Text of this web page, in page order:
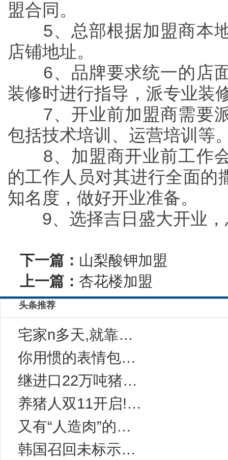
盟合同。
5、总部根据加盟商本地
店铺地址。
6、品牌要求统一的店面
装修时进行指导，派专业装
7、开业前加盟商需要派
包括技术培训、运营培训等
8、加盟商开业前工作会
的工作人员对其进行全面的
知名度，做好开业准备。
9、选择吉日盛大开业，
下一篇： 山梨酸钾加盟
上一篇： 杏花楼加盟
头条推荐
宅家n多天,就靠这一碗“感冒灵味“的拉面说
你用惯的表情包，成了品牌年轻化法宝
继进口22万吨猪肉后，中国对西班牙等国宣布一
养猪人双11开启!今年有10万家猪场在网上采
又有“人造肉”的事儿？科学家：无需饲养和屠宰
韩国召回未标示致敏成分的健康功能食品